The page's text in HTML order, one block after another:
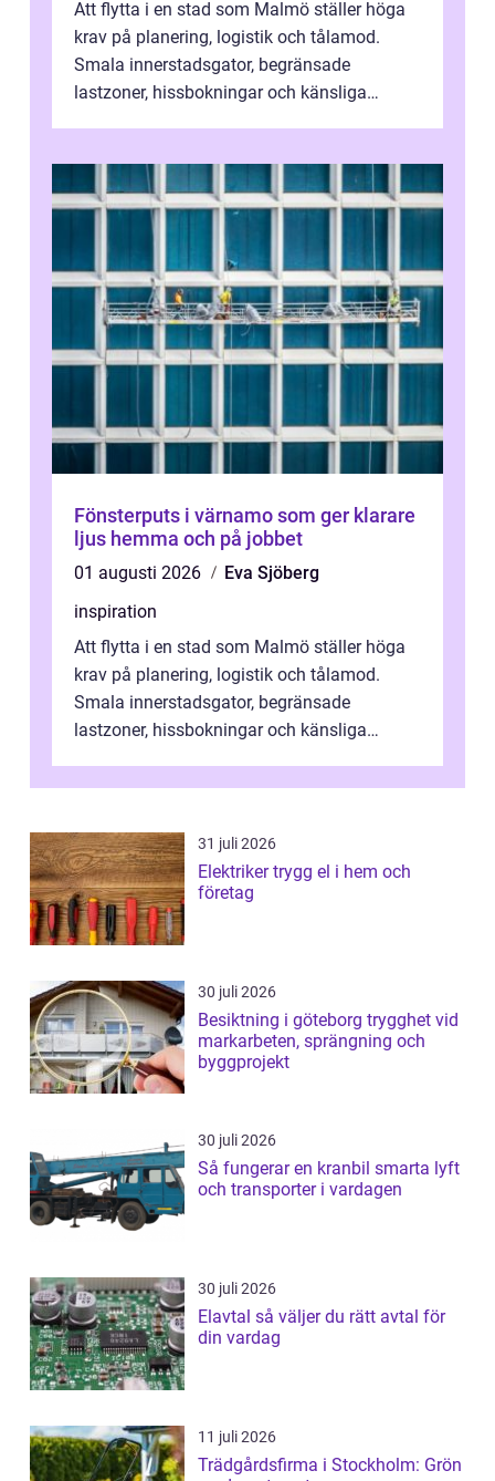
Att flytta i en stad som Malmö ställer höga
krav på planering, logistik och tålamod.
Smala innerstadsgator, begränsade
lastzoner, hissbokningar och känsliga
Fönsterputs i värnamo som ger klarare
ljus hemma och på jobbet
01 augusti 2026
Eva Sjöberg
inspiration
Att flytta i en stad som Malmö ställer höga
krav på planering, logistik och tålamod.
Smala innerstadsgator, begränsade
lastzoner, hissbokningar och känsliga
31 juli 2026
Elektriker trygg el i hem och
företag
30 juli 2026
Besiktning i göteborg trygghet vid
markarbeten, sprängning och
byggprojekt
30 juli 2026
Så fungerar en kranbil smarta lyft
och transporter i vardagen
30 juli 2026
Elavtal så väljer du rätt avtal för
din vardag
11 juli 2026
Trädgårdsfirma i Stockholm: Grön